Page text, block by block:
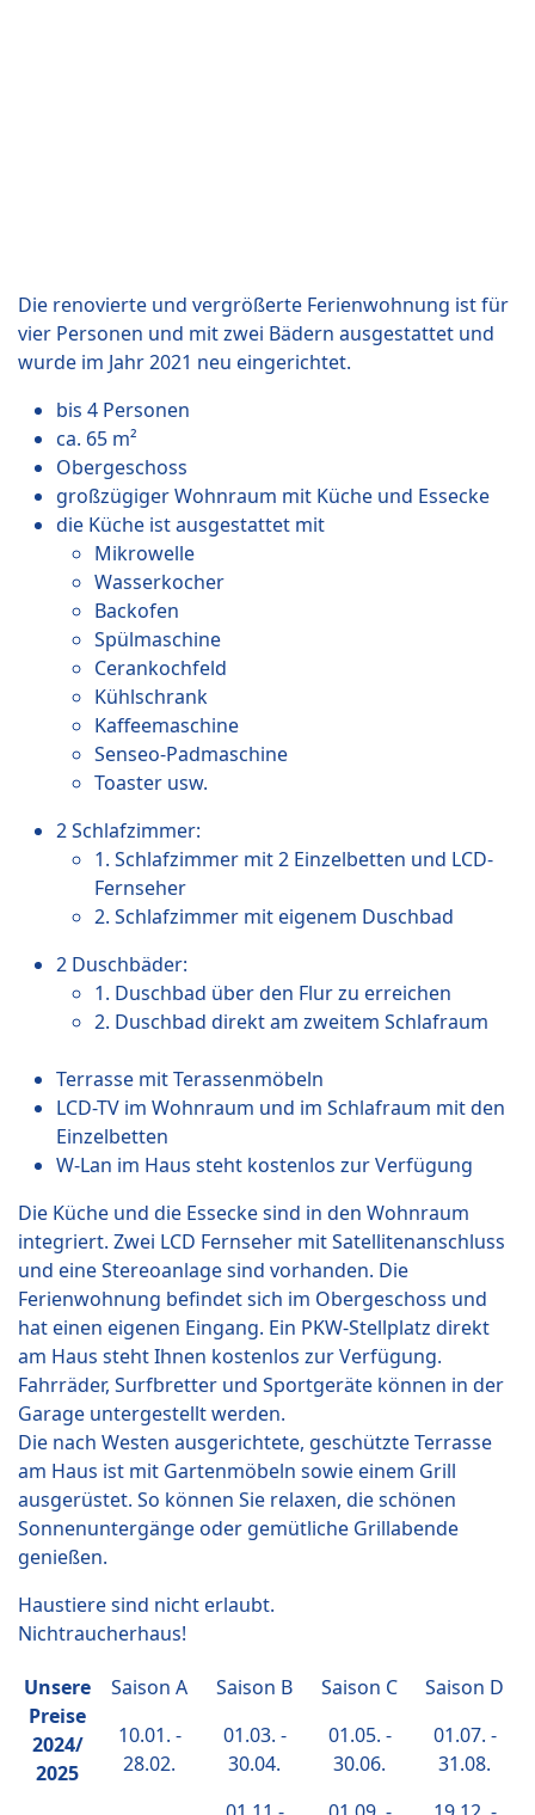
Die renovierte und vergrößerte Ferienwohnung ist für
vier Personen und mit zwei Bädern ausgestattet und
wurde im Jahr 2021 neu eingerichtet.
bis 4 Personen
ca. 65 m²
Obergeschoss
großzügiger Wohnraum mit Küche und Essecke
die Küche ist ausgestattet mit
Mikrowelle
Wasserkocher
Backofen
Spülmaschine
Cerankochfeld
Kühlschrank
Kaffeemaschine
Senseo-Padmaschine
Toaster usw.
2 Schlafzimmer:
1. Schlafzimmer mit 2 Einzelbetten und LCD-
Fernseher
2. Schlafzimmer mit eigenem Duschbad
2 Duschbäder:
1. Duschbad über den Flur zu erreichen
2. Duschbad direkt am zweitem Schlafraum
Terrasse mit Terassenmöbeln
LCD-TV im Wohnraum und im Schlafraum mit den
Einzelbetten
W-Lan im Haus steht kostenlos zur Verfügung
Die Küche und die Essecke sind in den Wohnraum
integriert. Zwei LCD Fernseher mit Satellitenanschluss
und eine Stereoanlage sind vorhanden. Die
Ferienwohnung befindet sich im Obergeschoss und
hat einen eigenen Eingang. Ein PKW-Stellplatz direkt
am Haus steht Ihnen kostenlos zur Verfügung.
Fahrräder, Surfbretter und Sportgeräte können in der
Garage untergestellt werden.
Die nach Westen ausgerichtete, geschützte Terrasse
am Haus ist mit Gartenmöbeln sowie einem Grill
ausgerüstet. So können Sie relaxen, die schönen
Sonnenuntergänge oder gemütliche Grillabende
genießen.
Haustiere sind nicht erlaubt.
Nichtraucherhaus!
Unsere
Preise
2024/
2025
Saison A
10.01. -
28.02.
Saison B
01.03. -
30.04.
Saison C
01.05. -
30.06.
Saison D
01.07. -
31.08.